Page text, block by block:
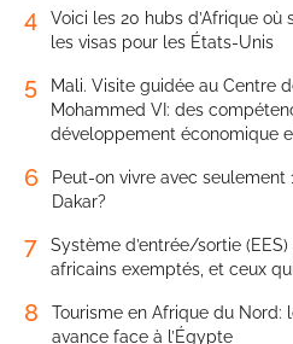
4
Voici les 20 hubs d’Afrique
les visas pour les États-Unis
5
Mali. Visite guidée au Centre
Mohammed VI: des
développement économique
6
Peut-on vivre avec seulement
Dakar?
7
Système d’entrée/sortie
africains exemptés, et ceux
8
Tourisme en Afrique du Nord:
avance face à l’Égypte